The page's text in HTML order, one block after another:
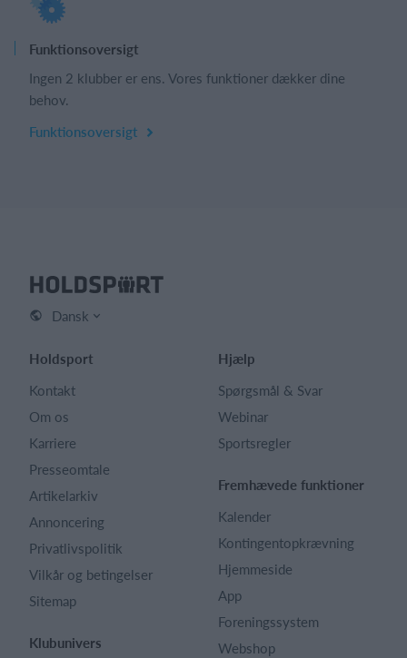
Funktionsoversigt
Ingen 2 klubber er ens. Vores funktioner dækker dine
behov.
Funktionsoversigt
Dansk
Holdsport
Kontakt
Om os
Karriere
Presseomtale
Artikelarkiv
Annoncering
Privatlivspolitik
Vilkår og betingelser
Sitemap
Klubunivers
Hjælp
Spørgsmål & Svar
Webinar
Sportsregler
Fremhævede funktioner
Kalender
Kontingentopkrævning
Hjemmeside
App
Foreningssystem
Webshop